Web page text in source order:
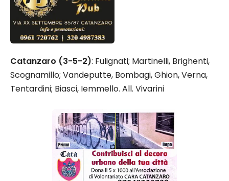
Catanzaro (3-5-2): Fulignati; Martinelli, Brighenti,
Scognamillo; Vandeputte, Bombagi, Ghion, Verna,
Tentardini; Biasci, Iemmello. All. Vivarini